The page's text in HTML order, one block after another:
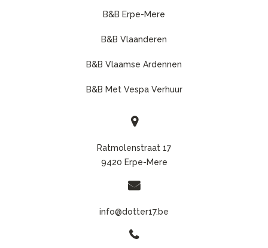
B&B Erpe-Mere
B&B Vlaanderen
B&B Vlaamse Ardennen
B&B Met Vespa Verhuur
Ratmolenstraat 17
9420 Erpe-Mere
info@dotter17.be